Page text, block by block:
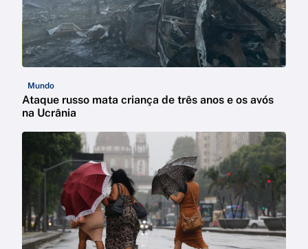
Mundo
Ataque russo mata criança de três anos e os avós
na Ucrânia